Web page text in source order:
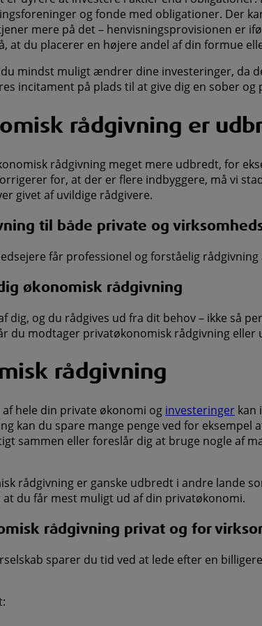
og fonde med obligationer. Der
mere på det – henvisningsprovisionen er
at du placerer en højere andel af din formue
mindst muligt ændrer dine investeringer, da
incitament på plads til at give dig en sober
rådgivning er
rådgivning meget mere udbredt, for
for, at der er flere indbyggere, må vi
givet af uvildige rådgivere.
til både private og
får professionel og forståelig
økonomisk rådgivning
dig, og du rådgives ud fra dit behov – ikke så
du modtager privatøkonomisk rådgivning eller
rådgivning
hele din private økonomi og investeringer kan
kan du spare mange penge ved for
sammen eller foreslår dig at bruge nogle af
rådgivning er ganske udbredt i andre lande
du får mest muligt ud af din privatøkonomi.
rådgivning privat og for
sparer du tid ved at lede efter en